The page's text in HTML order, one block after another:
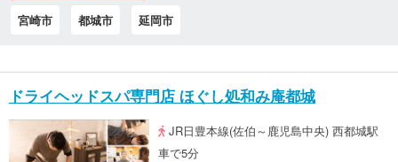
宮崎市 都城市 延岡市
ドライヘッドスパ専門店 ほぐし処和み庵都城
JR日豊本線(佐伯～鹿児島中央) 西都城駅
車で5分